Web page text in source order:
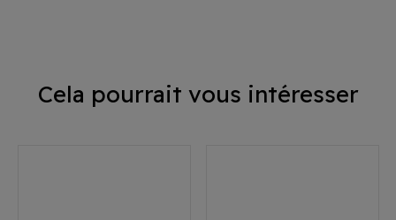
Cela pourrait vous intéresser